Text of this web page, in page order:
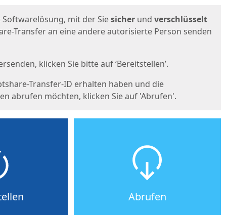
mit der Siesicher und verschlüsselt
Transfer an eine andere autorisierte Person senden
klicken Sie bitte auf ‘Bereitstellen’.
Transfer-ID erhalten haben und die
abrufen möchten, klicken Sie auf 'Abrufen'.
Abrufen